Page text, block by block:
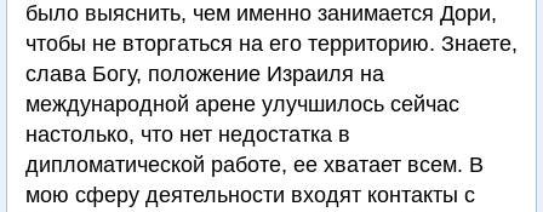
было выяснить, чем именно занимается Дори,
чтобы не вторгаться на его территорию. Знаете,
слава Богу, положение Израиля на
международной арене улучшилось сейчас
настолько, что нет недостатка в
дипломатической работе, ее хватает всем. В
мою сферу деятельности входят контакты с